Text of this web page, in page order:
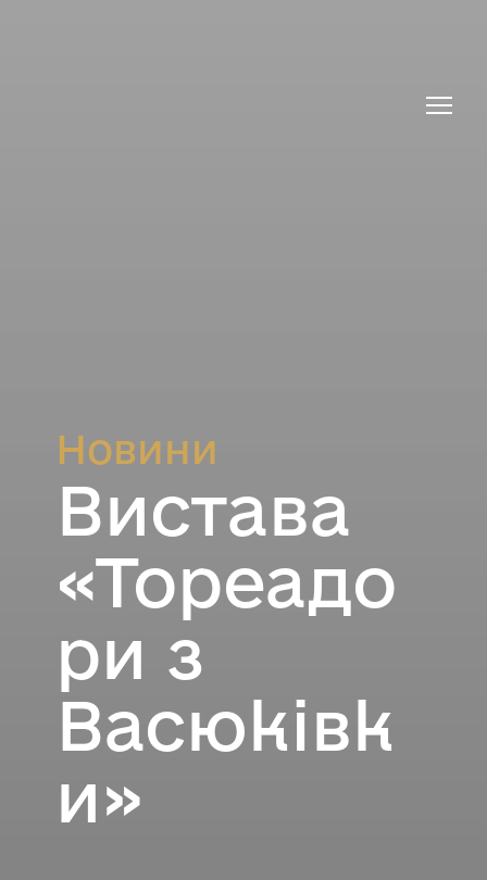
Новини
Вистава
«Тореадо
ри з
Васюківк
и»